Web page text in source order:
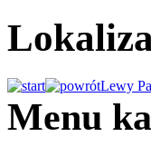
Lewy
Menu